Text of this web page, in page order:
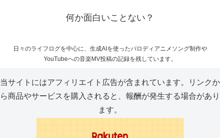
何か面白いことない？
日々のライフログを中心に、生成AIを使ったパロディアニメソング制作や
YouTubeへの音楽MV投稿の記録を残しています。
当サイトにはアフィリエイト広告が含まれています。リンクか
ら商品やサービスを購入されると、報酬が発生する場合があり
ます。